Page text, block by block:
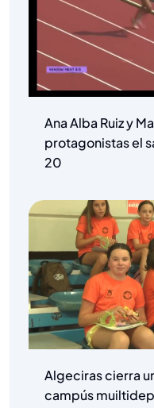
Ana Alba Ruiz y
protagonistas el
20
Algeciras cierra
campús